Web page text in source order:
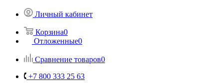
Личный кабинет
Корзина0
Отложенные0
Сравнение товаров0
+7 800 333 25 63